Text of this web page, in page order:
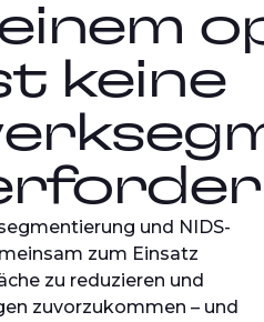
einem
keine
und NIDS-
zum Einsatz
zu reduzieren und
zuvorzukommen – und